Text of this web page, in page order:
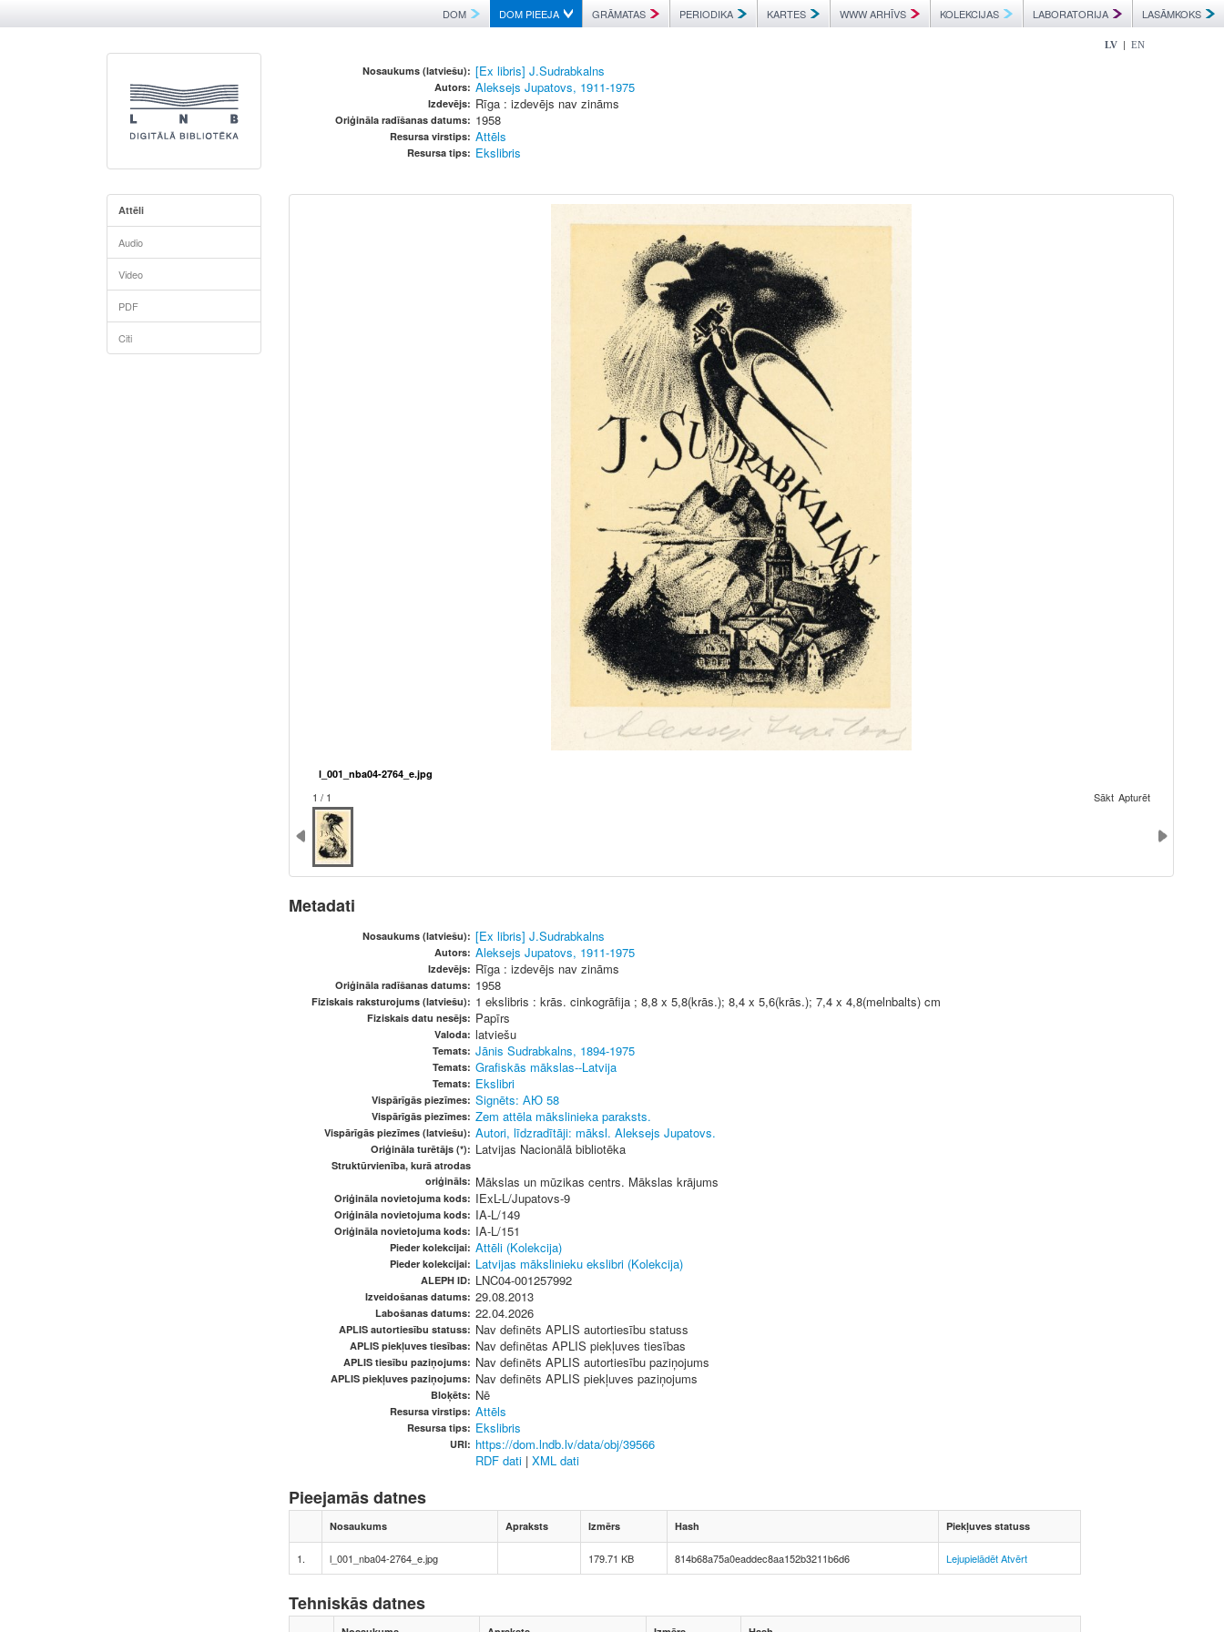
DOM DOM PIEEJA GRĀMATAS PERIODIKA KARTES WWW ARHĪVS KOLEKCIJAS LABORATORIJA LASĀMKOKS
LV | EN
Nosaukums (latviešu): [Ex libris] J.Sudrabkalns
Autors: Aleksejs Jupatovs, 1911-1975
Izdevējs: Rīga : izdevējs nav zināms
Oriģināla radīšanas datums: 1958
Resursa virstips: Attēls
Resursa tips: Ekslibris
Attēli
Audio
Video
PDF
Citi
l_001_nba04-2764_e.jpg
1 / 1 Sākt Apturēt
Metadati
Nosaukums (latviešu): [Ex libris] J.Sudrabkalns
Autors: Aleksejs Jupatovs, 1911-1975
Izdevējs: Rīga : izdevējs nav zināms
Oriģināla radīšanas datums: 1958
Fiziskais raksturojums (latviešu): 1 ekslibris : krās. cinkogrāfija ; 8,8 x 5,8(krās.); 8,4 x 5,6(krās.); 7,4 x 4,8(melnbalts) cm
Fiziskais datu nesējs: Papīrs
Valoda: latviešu
Temats: Jānis Sudrabkalns, 1894-1975
Temats: Grafiskās mākslas--Latvija
Temats: Ekslibri
Vispārīgās piezīmes: Signēts: АЮ 58
Vispārīgās piezīmes: Zem attēla mākslinieka paraksts.
Vispārīgās piezīmes (latviešu): Autori, līdzradītāji: māksl. Aleksejs Jupatovs.
Oriģināla turētājs (*): Latvijas Nacionālā bibliotēka
Struktūrvienība, kurā atrodas
oriģināls: Mākslas un mūzikas centrs. Mākslas krājums
Oriģināla novietojuma kods: IExL-L/Jupatovs-9
Oriģināla novietojuma kods: IA-L/149
Oriģināla novietojuma kods: IA-L/151
Pieder kolekcijai: Attēli (Kolekcija)
Pieder kolekcijai: Latvijas mākslinieku ekslibri (Kolekcija)
ALEPH ID: LNC04-001257992
Izveidošanas datums: 29.08.2013
Labošanas datums: 22.04.2026
APLIS autortiesību statuss: Nav definēts APLIS autortiesību statuss
APLIS piekļuves tiesības: Nav definētas APLIS piekļuves tiesības
APLIS tiesību paziņojums: Nav definēts APLIS autortiesību paziņojums
APLIS piekļuves paziņojums: Nav definēts APLIS piekļuves paziņojums
Bloķēts: Nē
Resursa virstips: Attēls
Resursa tips: Ekslibris
URI: https://dom.lndb.lv/data/obj/39566
RDF dati | XML dati
Pieejamās datnes
Nosaukums Apraksts Izmērs Hash Piekļuves statuss
1. l_001_nba04-2764_e.jpg 179.71 KB 814b68a75a0eaddec8aa152b3211b6d6 LejupielādētAtvērt
Tehniskās datnes